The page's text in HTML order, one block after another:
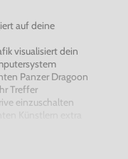
auf deine
visualisiert dein
Panzer Dragoon
Treffer
einzuschalten